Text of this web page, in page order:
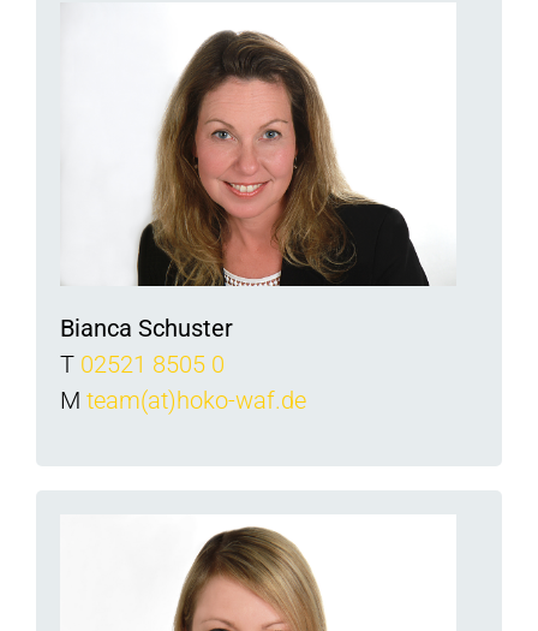
Bianca Schuster
T 02521 8505 0
M team(at)hoko-waf.de